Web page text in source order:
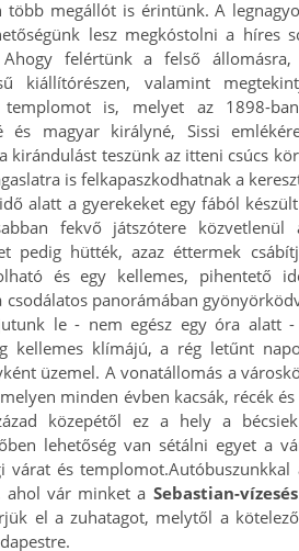
több megállót is érintünk. A
lesz megkóstolni a híres
Ahogy felértünk a felső állomásra,
kiállítórészen, valamint
templomot is, melyet az 1898-
és magyar királyné, Sissi
kirándulást teszünk az itteni csúcs
is felkapaszkodhatnak a
alatt a gyerekeket egy fából
fekvő játszótere
pedig hütték, azaz éttermek
és egy kellemes, pihentető
csodálatos panorámában
le - nem egész egy óra alatt -
kellemes klímájú, a rég letűnt
üzemel. A vonatállomás a
minden évben kacsák, récék
közepétől ez a hely a
lehetőség van sétálni egyet a
várat és templomot.Autóbuszunkkal
ahol vár minket a Sebastian-vízesés
el a zuhatagot, melytől a